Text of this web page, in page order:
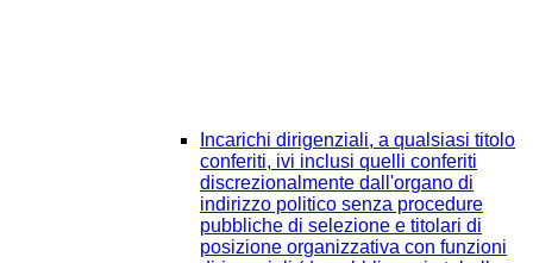
Incarichi dirigenziali, a qualsiasi titolo
conferiti, ivi inclusi quelli conferiti
discrezionalmente dall'organo di
indirizzo politico senza procedure
pubbliche di selezione e titolari di
posizione organizzativa con funzioni